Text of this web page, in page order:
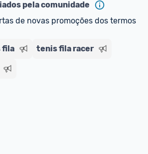
sempre pode contar ajuda da
tirar dúvidas ou acionar os
@admin em um
pela comunidade
de novas promoções dos termos
fila tenis fila racer